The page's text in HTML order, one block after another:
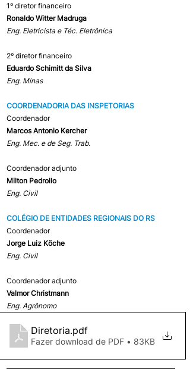
1º diretor financeiro
Ronaldo Witter Madruga
Eng. Eletricista e Téc. Eletrônica
2º diretor financeiro
Eduardo Schimitt da Silva
Eng. Minas
COORDENADORIA DAS INSPETORIAS
Coordenador
Marcos Antonio Kercher
Eng. Mec. e de Seg. Trab.
Coordenador adjunto
Milton Pedrollo
Eng. Civil
COLÉGIO DE ENTIDADES REGIONAIS DO RS
Coordenador
Jorge Luiz Köche
Eng. Civil
Coordenador adjunto
Valmor Christmann
Eng. Agrônomo
Diretoria.pdf
Fazer download de PDF • 83KB